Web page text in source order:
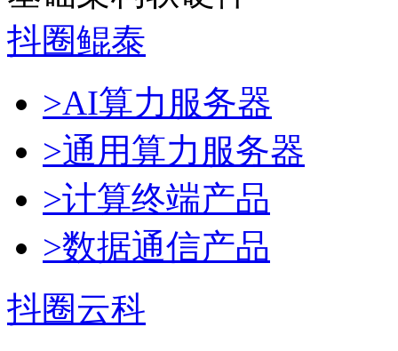
抖圈鲲泰
>AI算力服务器
>通用算力服务器
>计算终端产品
>数据通信产品
抖圈云科